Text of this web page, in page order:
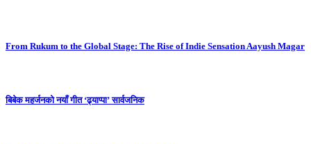
From Rukum to the Global Stage: The Rise of Indie Sensation Aayush Magar
बिबेक महर्जनको नयाँ गीत ‘ढ्याप्पा’ सार्वजनिक